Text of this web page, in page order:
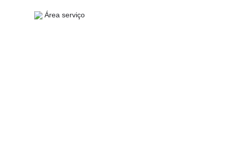
Área serviço